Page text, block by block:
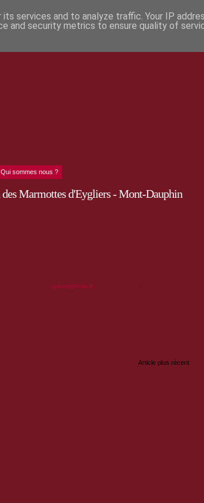
Qui sommes nous ?
Marmottes d'Eygliers - Mont-Dauphin
apevm@voila.frou 06 22 91 02 41
Article plus récent
services and to analyze traffic. Your IP
and security metrics to ensure quality of